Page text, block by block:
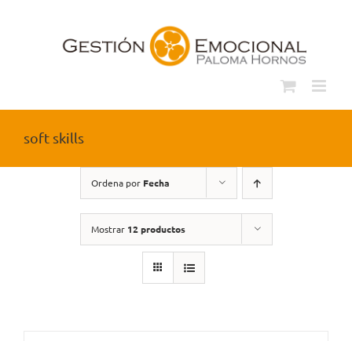
soft skills
Ordena por Fecha
Mostrar 12 productos